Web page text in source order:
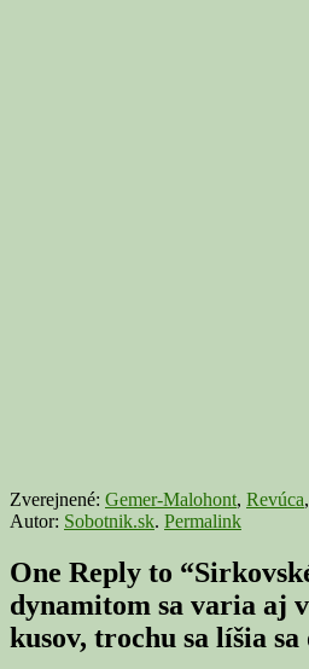
Zverejnené: Gemer-Malohont, Revúca,
Autor: Sobotnik.sk. Permalink
One Reply to
dynamitom sa varia aj
kusov, trochu sa líšia sa